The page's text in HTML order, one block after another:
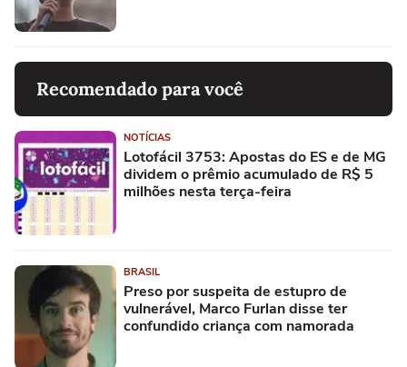
Recomendado para você
NOTÍCIAS
Lotofácil 3753: Apostas do ES e de MG
dividem o prêmio acumulado de R$ 5
milhões nesta terça-feira
BRASIL
Preso por suspeita de estupro de
vulnerável, Marco Furlan disse ter
confundido criança com namorada